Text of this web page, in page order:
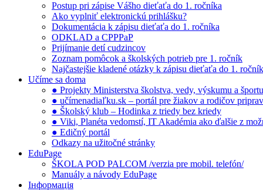
Postup pri zápise Vášho dieťaťa do 1. ročníka
Ako vyplniť elektronickú prihlášku?
Dokumentácia k zápisu dieťaťa do 1. ročníka
ODKLAD a CPPPaP
Prijímanie detí cudzincov
Zoznam pomôcok a školských potrieb pre 1. ročník
Najčastejšie kladené otázky k zápisu dieťaťa do 1.
Učíme sa doma
● Projekty Ministerstva školstva, vedy, výskumu a
● učímenadiaľku.sk – portál pre žiakov a rodičov
● Školský klub – Hodinka z triedy bez kriedy
● Viki, Planéta vedomstí, IT Akadémia ako ďalšie z
● Edičný portál
Odkazy na užitočné stránky
EduPage
ŠKOLA POD PALCOM /verzia pre mobil. telefón/
Manuály a návody EduPage
Інформація